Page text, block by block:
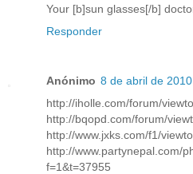
Your [b]sun glasses[/b]
Responder
Anónimo 8 de abril de
http://iholle.com/forum/
http://bqopd.com/forum/
http://www.jxks.com/f1/
http://www.partynepal.com/
f=1&t=37955